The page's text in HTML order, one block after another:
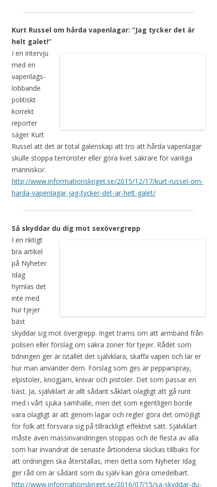
Kurt Russel om hårda vapenlagar: ”Jag tycker det är
helt galet!”
I en intervju
med en
vapenlags-
lobbande
politiskt
korrekt
reporter
säger Kurt
Russel att det är total galenskap att tro att hårda vapenlagar
skulle stoppa terrorister eller göra livet säkrare för vanliga
människor.
http://www.informationskriget.se/2015/12/17/kurt-russel-om-
harda-vapenlagar-jag-tycker-det-ar-helt-galet/
Så skyddar du dig mot sexövergrepp
I en riktigt
bra artikel
på Nyheter
Idag
hymlas det
inte med
hur tjejer
bäst
skyddar sig mot övergrepp. Inget trams om att armband från
polisen eller förslag om säkra zoner för tjejer. Rådet som
tidningen ger är istället det självklara, skaffa vapen och lär er
hur man använder dem. Förslag som ges är pepparspray,
elpistoler, knogjärn, knivar och pistoler. Det som passar en
bäst. Ja, självklart är allt sådant såklart olagligt att gå runt
med i vårt sjuka samhälle, men det som egentligen borde
vara olagligt är att genom lagar och regler göra det omöjligt
för folk att försvara sig på tillräckligt effektivt sätt. Självklart
måste även massinvandringen stoppas och de flesta av alla
som har invandrat de senaste årtiondena skickas tillbaks för
att ordningen ska återställas, men detta som Nyheter Idag
ger råd om är sådant som du själv kan göra omedelbart.
http://www.informationskriget.se/2016/07/15/sa-skyddar-du-